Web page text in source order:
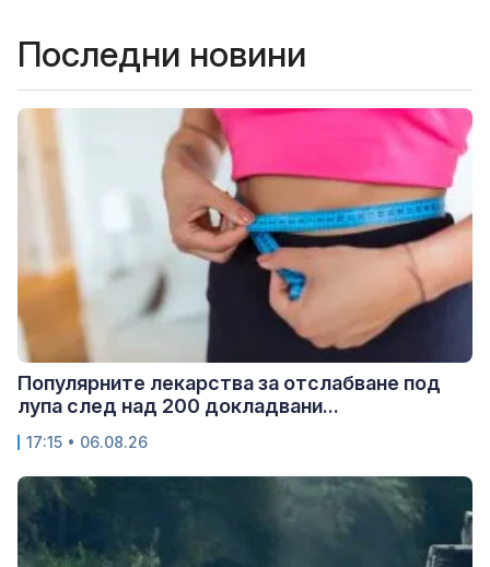
Последни новини
Популярните лекарства за отслабване под
лупа след над 200 докладвани...
17:15 • 06.08.26